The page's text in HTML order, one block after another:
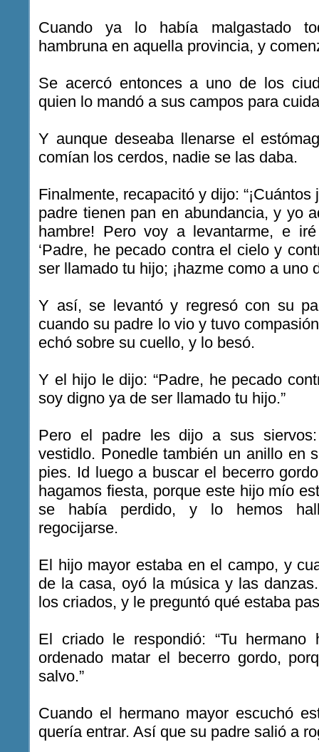
Cuando ya lo había malgastado
hambruna en aquella provincia, y
Se acercó entonces a uno de los
quien lo mandó a sus campos para
Y aunque deseaba llenarse el
comían los cerdos, nadie se las daba.
Finalmente, recapacitó y dijo:
padre tienen pan en abundancia, y yo
hambre! Pero voy a levantarme, e
‘Padre, he pecado contra el cielo y
ser llamado tu hijo; ¡hazme como a uno
Y así, se levantó y regresó con su
cuando su padre lo vio y tuvo
echó sobre su cuello, y lo besó.
Y el hijo le dijo: “Padre, he pecado
soy digno ya de ser llamado tu hijo.”
Pero el padre les dijo a sus
vestidlo. Ponedle también un anillo en
pies. Id luego a buscar el becerro
hagamos fiesta, porque este hijo mío
se había perdido, y lo hemos
regocijarse.
El hijo mayor estaba en el campo, y
de la casa, oyó la música y las
los criados, y le preguntó qué estaba
El criado le respondió: “Tu
ordenado matar el becerro gordo,
salvo.”
Cuando el hermano mayor escuchó
quería entrar. Así que su padre salió a